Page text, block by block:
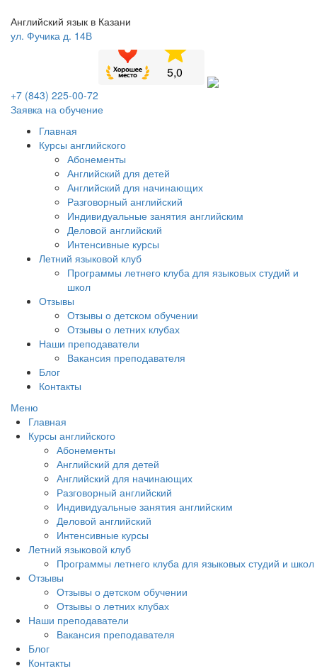
Английский язык в Казани
ул. Фучика д. 14В
+7 (843) 225-00-72
Заявка на обучение
Главная
Курсы английского
Абонементы
Английский для детей
Английский для начинающих
Разговорный английский
Индивидуальные занятия английским
Деловой английский
Интенсивные курсы
Летний языковой клуб
Программы летнего клуба для языковых студий и
школ
Отзывы
Отзывы о детском обучении
Отзывы о летних клубах
Наши преподаватели
Вакансия преподавателя
Блог
Контакты
Меню
Главная
Курсы английского
Абонементы
Английский для детей
Английский для начинающих
Разговорный английский
Индивидуальные занятия английским
Деловой английский
Интенсивные курсы
Летний языковой клуб
Программы летнего клуба для языковых студий и школ
Отзывы
Отзывы о детском обучении
Отзывы о летних клубах
Наши преподаватели
Вакансия преподавателя
Блог
Контакты